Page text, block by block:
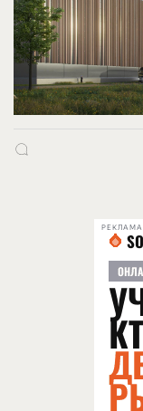
РЕКЛАМА